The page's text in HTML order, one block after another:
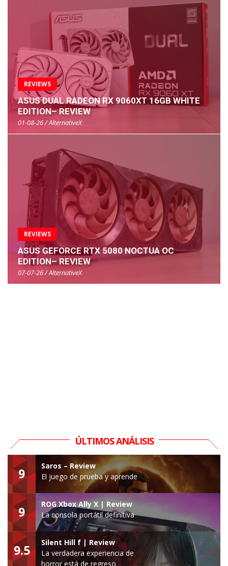
REVIEWS
ASUS DUAL RADEON RX 9060XT 16GB WHITE
EDITION– REVIEW
01-08-26 / AlternativeX
REVIEWS
ASUS GEFORCE RTX 5080 NOCTUA OC
EDITION– REVIEW
07-07-26 / AlternativeX
ÚLTIMOS ANÁLISIS
9
Saros – Review
El juego de prueba y aprende
9
ROG Xbox Ally X | Review
La consola portátil definitiva
9.5
Silent Hill f | Review
La verdadera experiencia de
horror está de regreso